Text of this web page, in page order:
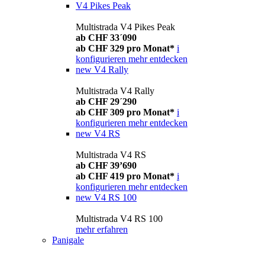
V4 Pikes Peak
Multistrada V4 Pikes Peak
ab CHF 33´090
ab CHF 329 pro Monat* i
konfigurieren mehr entdecken
new V4 Rally
Multistrada V4 Rally
ab CHF 29´290
ab CHF 309 pro Monat* i
konfigurieren mehr entdecken
new V4 RS
Multistrada V4 RS
ab CHF 39’690
ab CHF 419 pro Monat* i
konfigurieren mehr entdecken
new V4 RS 100
Multistrada V4 RS 100
mehr erfahren
Panigale